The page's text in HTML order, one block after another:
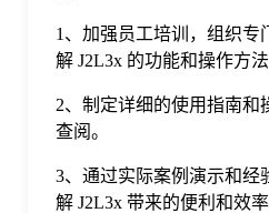
1、加强员工培训，组织专
解 J2L3x 的功能和操作方法
2、制定详细的使用指南和
查阅。
3、通过实际案例演示和经
解 J2L3x 带来的便利和效率